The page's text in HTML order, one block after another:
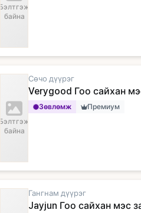
Бэлтгэж
байна
Бэлтгэж
байна
Сөчо дүүрэг
Verygood Гоо сайхан
Зөвлөмж Премиум
Гангнам дүүрэг
Jayjun Гоо сайхан мэс